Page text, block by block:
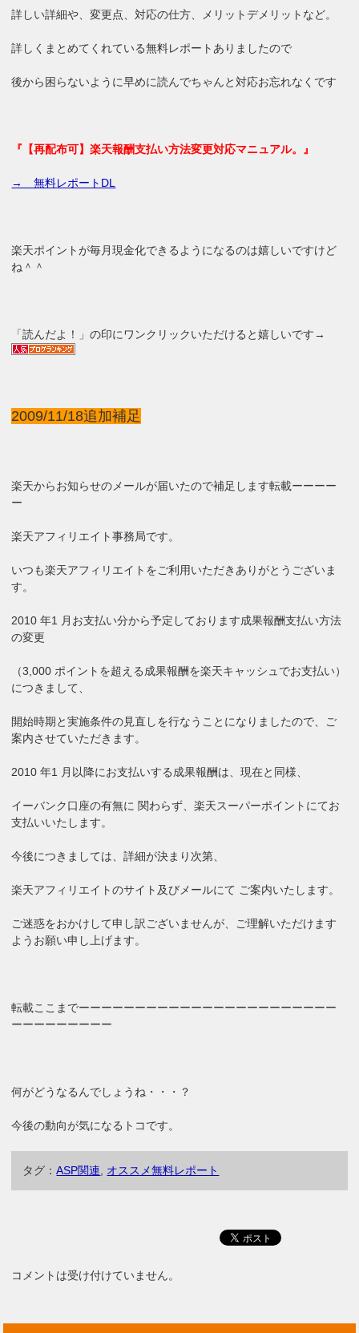
詳しい詳細や、変更点、対応の仕方、メリットデメリットなど。
詳しくまとめてくれている無料レポートありましたので
後から困らないように早めに読んでちゃんと対応お忘れなくです
『【再配布可】楽天報酬支払い方法変更対応マニュアル。』
→ 無料レポートDL
楽天ポイントが毎月現金化できるようになるのは嬉しいですけど
ね＾＾
「読んだよ！」の印にワンクリックいただけると嬉しいです→
2009/11/18追加補足
楽天からお知らせのメールが届いたので補足します転載ーーーー
ー
楽天アフィリエイト事務局です。
いつも楽天アフィリエイトをご利用いただきありがとうございま
す。
2010 年1 月お支払い分から予定しております成果報酬支払い方法
の変更
（3,000 ポイントを超える成果報酬を楽天キャッシュでお支払い）
につきまして、
開始時期と実施条件の見直しを行なうことになりましたので、ご
案内させていただきます。
2010 年1 月以降にお支払いする成果報酬は、現在と同様、
イーバンク口座の有無に 関わらず、楽天スーパーポイントにてお
支払いいたします。
今後につきましては、詳細が決まり次第、
楽天アフィリエイトのサイト及びメールにて ご案内いたします。
ご迷惑をおかけして申し訳ございませんが、ご理解いただけます
ようお願い申し上げます。
転載ここまでーーーーーーーーーーーーーーーーーーーーーーー
ーーーーーーーーー
何がどうなるんでしょうね・・・？
今後の動向が気になるトコです。
タグ：ASP関連 オススメ無料レポート
コメントは受け付けていません。